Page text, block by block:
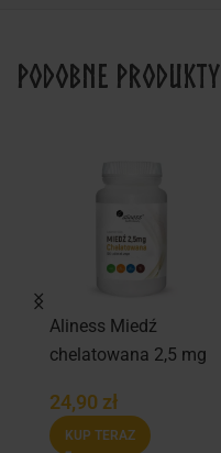
Podobne produkty
Aliness Miedź
chelatowana 2,5 mg
24,90 zł
KUP TERAZ